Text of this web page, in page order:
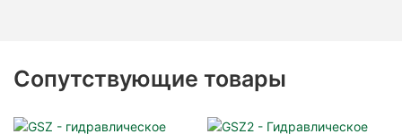
Сопутствующие товары